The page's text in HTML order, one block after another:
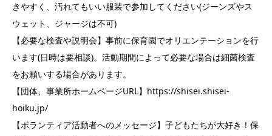
きやすく、汚れてもいい服装で参加してください(ジーンズやス
ウェット、ジャージは不可)
【必要な検査や説明会】事前に保育園でオリエンテーションを行
います(日時は要相談)。活動期間によって必要な場合は細菌検査
をお願いする場合があります。
【団体、事業所ホームページURL】https://shisei.shisei-
hoiku.jp/
【ボランティア活動者へのメッセージ】子どもたちが大好き！保